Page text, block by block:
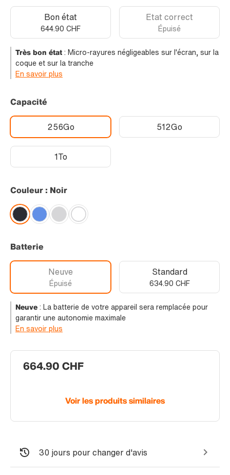
664.90 CHF
Voir les produits similaires
Bon état
644.90 CHF
Etat correct
Épuisé
Très bon état: Micro-rayures négligeables sur l'écran, sur la
coque et sur la tranche
En savoir plus
Capacité
256Go 512Go
1To
Couleur : Noir
Batterie
Neuve
Épuisé
Standard
634.90 CHF
Neuve: La batterie de votre appareil sera remplacée pour
garantir une autonomie maximale
En savoir plus
30 jours pour changer d'avis